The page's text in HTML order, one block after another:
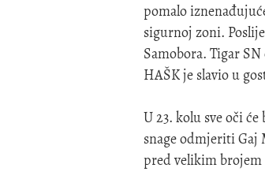
pomalo
sigurnoj zoni.
Samobora. Tigar
HAŠK je slavio u
U 23. kolu sve oči
snage odmjeriti Gaj
pred velikim brojem